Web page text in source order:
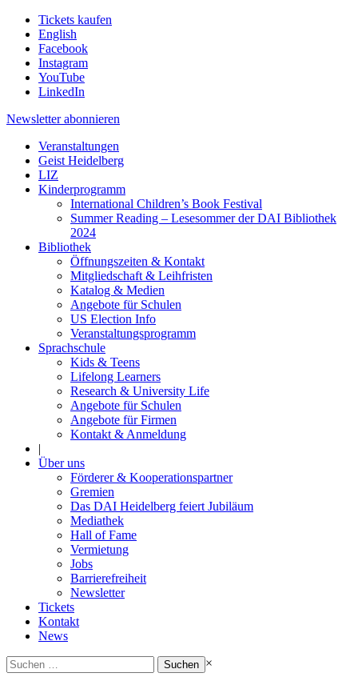
Tickets kaufen
English
Facebook
Instagram
YouTube
LinkedIn
Newsletter abonnieren
Veranstaltungen
Geist Heidelberg
LIZ
Kinderprogramm
International Children’s Book Festival
Summer Reading – Lesesommer der DAI Bibliothek
2024
Bibliothek
Öffnungszeiten & Kontakt
Mitgliedschaft & Leihfristen
Katalog & Medien
Angebote für Schulen
US Election Info
Veranstaltungsprogramm
Sprachschule
Kids & Teens
Lifelong Learners
Research & University Life
Angebote für Schulen
Angebote für Firmen
Kontakt & Anmeldung
|
Über uns
Förderer & Kooperationspartner
Gremien
Das DAI Heidelberg feiert Jubiläum
Mediathek
Hall of Fame
Vermietung
Jobs
Barrierefreiheit
Newsletter
Tickets
Kontakt
News
Suchen
nach:
×